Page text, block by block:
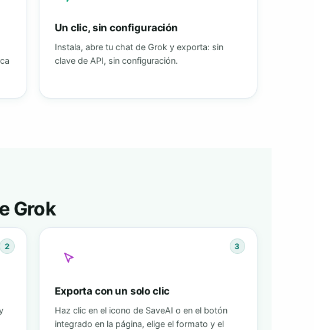
Un clic, sin configuración
Instala, abre tu chat de Grok y exporta: sin
clave de API, sin configuración.
Grok
2 3
Exporta con un solo clic
Haz clic en el icono de SaveAI o en el botón
integrado en la página, elige el formato y el